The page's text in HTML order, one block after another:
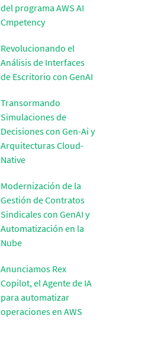
del programa AWS AI
Cmpetency
Revolucionando el
Análisis de Interfaces
de Escritorio con GenAI
Transormando
Simulaciones de
Decisiones con Gen-Ai y
Arquitecturas Cloud-
Native
Modernización de la
Gestión de Contratos
Sindicales con GenAI y
Automatización en la
Nube
Anunciamos Rex
Copilot, el Agente de IA
para automatizar
operaciones en AWS